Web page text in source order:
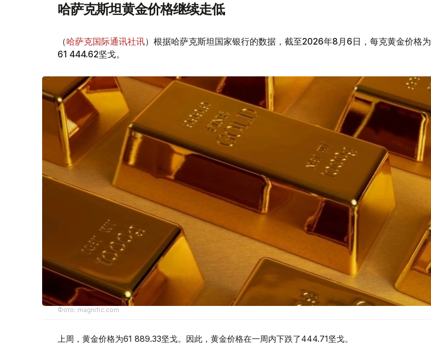
哈萨克斯坦黄金价格继续走低
（哈萨克国际通讯社讯）根据哈萨克斯坦国家银行的数据，截至2026年8月6日，每克黄金价格为
61 444.62坚戈。
Фото: magnific.com
上周，黄金价格为61 889.33坚戈。因此，黄金价格在一周内下跌了444.71坚戈。